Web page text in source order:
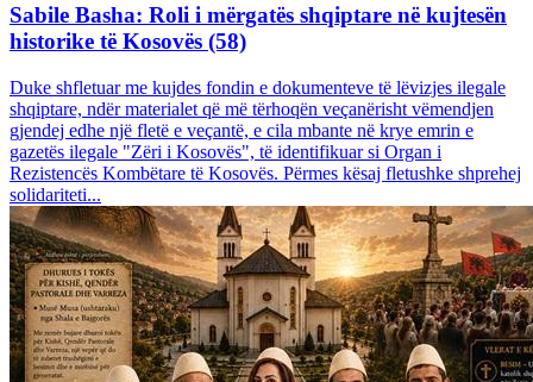
Sabile Basha: Roli i mërgatës shqiptare në kujtesën
historike të Kosovës (58)
Duke shfletuar me kujdes fondin e dokumenteve të lëvizjes ilegale
shqiptare, ndër materialet që më tërhoqën veçanërisht vëmendjen
gjendej edhe një fletë e veçantë, e cila mbante në krye emrin e
gazetës ilegale "Zëri i Kosovës", të identifikuar si Organ i
Rezistencës Kombëtare të Kosovës. Përmes kësaj fletushke shprehej
solidariteti...